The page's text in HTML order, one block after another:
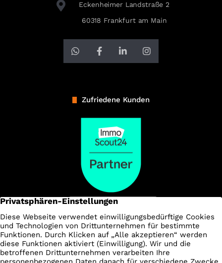
Eckenheimer Landstraße 2
60318 Frankfurt am Main
Zufriedene Kunden